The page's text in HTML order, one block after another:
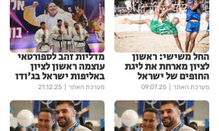
החל משישי: ראשון
לציון מארחת את ליגת
החופים של ישראל
מערכת האתר 09.07.25
מדליות זהב לספורטאי
עוצמה ראשון לציון
באליפות ישראל בג'ודו
מערכת האתר 21.12.25